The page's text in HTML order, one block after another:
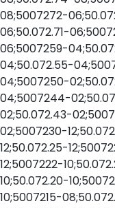
08;5007272-
06;50.072.71-
06;5007259-
04;50.072.55-
04;5007250-
04;5007244-
02;50.072.43-
02;5007230-
12;50.072.25-
12;5007222-
10;50.072.20-
10;5007215-